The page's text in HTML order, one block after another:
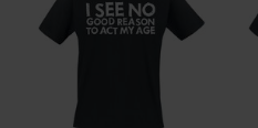
Dĺžka rukávu
Spôsob zapínania